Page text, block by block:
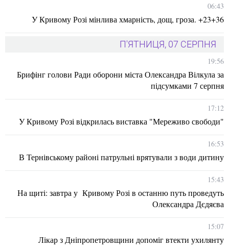
06:43
У Кривому Розі мінлива хмарність, дощ, гроза. +23+36
П'ЯТНИЦЯ, 07 СЕРПНЯ
19:56
Брифінг голови Ради оборони міста Олександра Вілкула за
підсумками 7 серпня
17:12
У Кривому Розі відкрилась виставка "Мереживо свободи"
16:53
В Тернівському районі патрульні врятували з води дитину
15:43
На щиті: завтра у Кривому Розі в останню путь проведуть
Олександра Дєдяєва
15:07
Лікар з Дніпропетровщини допоміг втекти ухилянту